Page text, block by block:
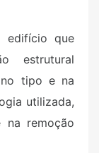
edifício que
estrutural
no tipo e na
utilizada,
na remoção